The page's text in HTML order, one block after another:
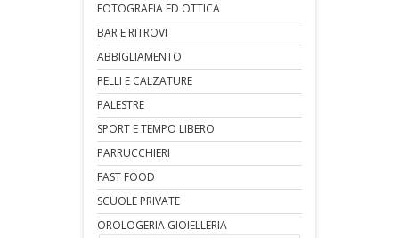
FOTOGRAFIA ED OTTICA
BAR E RITROVI
ABBIGLIAMENTO
PELLI E CALZATURE
PALESTRE
SPORT E TEMPO LIBERO
PARRUCCHIERI
FAST FOOD
SCUOLE PRIVATE
OROLOGERIA GIOIELLERIA